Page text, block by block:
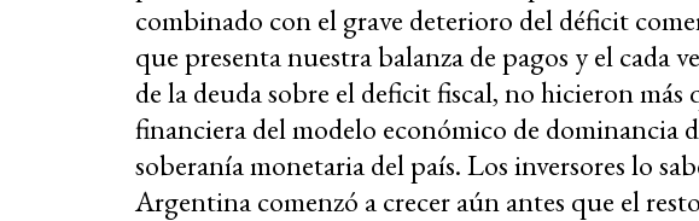
combinado con el grave deterioro del déficit
que presenta nuestra balanza de pagos y el cada
de la deuda sobre el deficit fiscal, no hicieron
financiera del modelo económico de dominancia
soberanía monetaria del país. Los inversores lo
Argentina comenzó a crecer aún antes que el